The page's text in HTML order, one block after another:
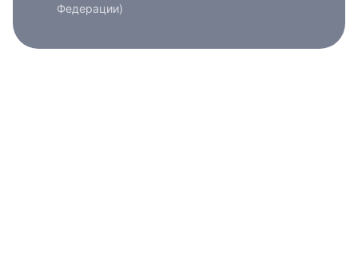
Федерации)